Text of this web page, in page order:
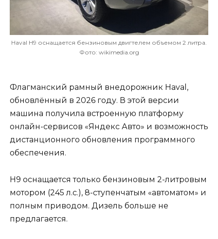
Haval H9 оснащается бензиновым двигтелем объемом 2 литра.
Фото: wikimedia.org
Флагманский рамный внедорожник Haval,
обновлённый в 2026 году. В этой версии
машина получила встроенную платформу
онлайн-сервисов «Яндекс Авто» и возможность
дистанционного обновления программного
обеспечения.
H9 оснащается только бензиновым 2-литровым
мотором (245 л.с.), 8-ступенчатым «автоматом» и
полным приводом. Дизель больше не
предлагается.